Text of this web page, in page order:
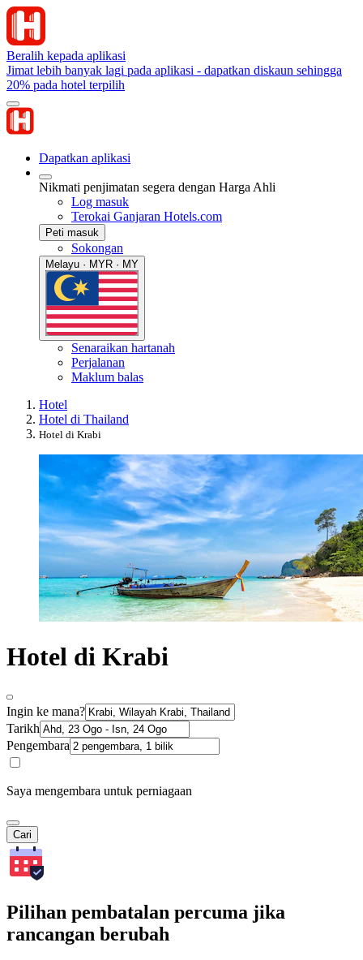
Beralih kepada aplikasi
Jimat lebih banyak lagi pada aplikasi - dapatkan diskaun sehingga
20% pada hotel terpilih
Dapatkan aplikasi
Nikmati penjimatan segera dengan Harga Ahli
Log masuk
Terokai Ganjaran Hotels.com
Peti masuk
Sokongan
Melayu · MYR · MY
Senaraikan hartanah
Perjalanan
Maklum balas
Hotel
Hotel di Thailand
Hotel di Krabi
Hotel di Krabi
Ingin ke mana?
Tarikh
Pengembara
Saya mengembara untuk perniagaan
Cari
Pilihan pembatalan percuma jika
rancangan berubah